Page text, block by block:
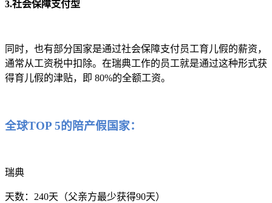
3.社会保障支付型
同时，也有部分国家是通过社会保障支付员工育儿假的薪资，
通常从工资税中扣除。在瑞典工作的员工就是通过这种形式获
得育儿假的津贴，即 80%的全额工资。
全球TOP 5的陪产假国家：
瑞典
天数：240天（父亲方最少获得90天）